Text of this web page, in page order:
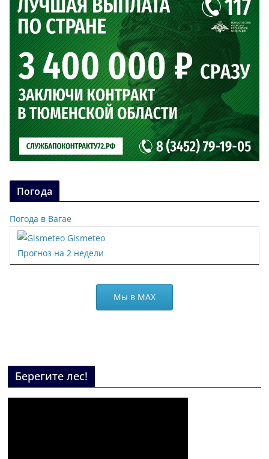
Погода
Погода в Вагае
Gismeteo
Прогноз на 2 недели
Мы в МАХ
Берегите лес!